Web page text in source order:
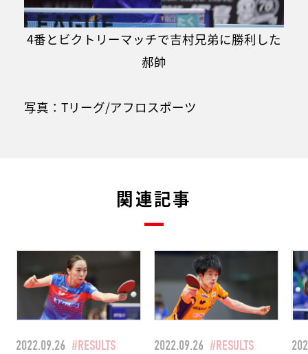
4番とビクトリーマッチで吉村兄弟に勝利した
郝帥
写真：Tリーグ/アフロスポーツ
関連記事
2022.09.26 #RESULTS 2022.09.26 #RESULTS